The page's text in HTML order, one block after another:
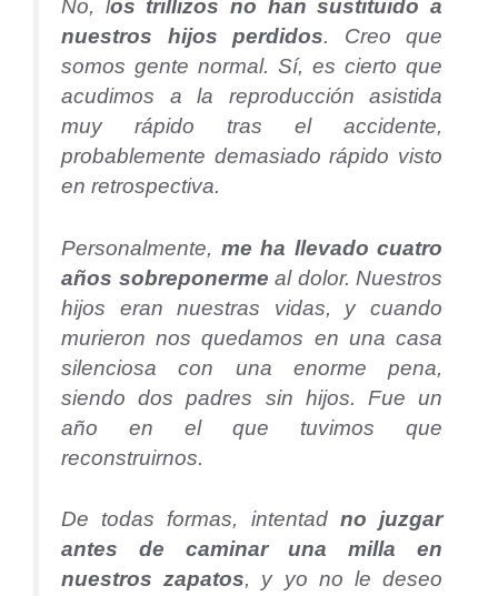
No, los trillizos no han sustituido a
nuestros hijos perdidos. Creo que
somos gente normal. Sí, es cierto que
acudimos a la reproducción asistida
muy rápido tras el accidente,
probablemente demasiado rápido visto
en retrospectiva.
Personalmente, me ha llevado cuatro
años sobreponerme al dolor. Nuestros
hijos eran nuestras vidas, y cuando
murieron nos quedamos en una casa
silenciosa con una enorme pena,
siendo dos padres sin hijos. Fue un
año en el que tuvimos que
reconstruirnos.
De todas formas, intentadno juzgar
antes de caminar una milla en
nuestros zapatos, y yo no le deseo